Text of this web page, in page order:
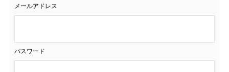
メールアドレス
パスワード